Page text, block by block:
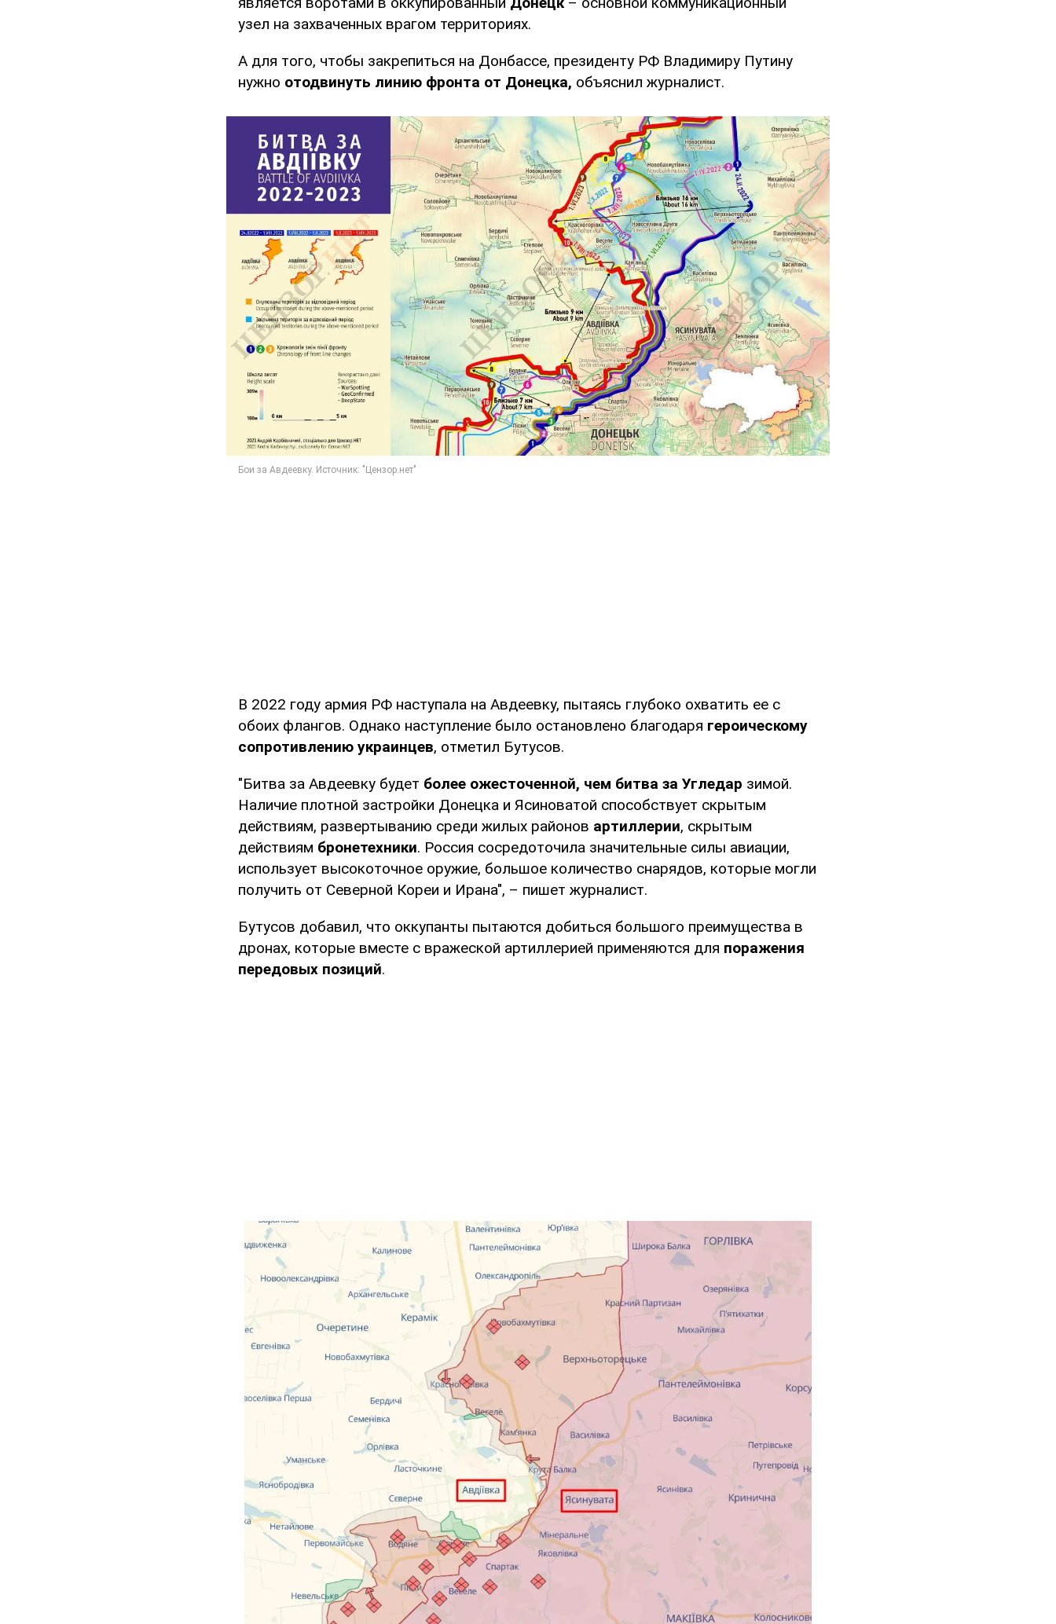
узел на захваченных врагом территориях.
А для того, чтобы закрепиться на Донбассе, президенту РФ Владимиру Путину
нужно отодвинуть линию фронта от Донецка, объяснил журналист.
В 2022 году армия РФ наступала на Авдеевку, пытаясь глубоко охватить ее с
обоих флангов. Однако наступление было остановлено благодаря героическому
сопротивлению украинцев, отметил Бутусов.
"Битва за Авдеевку будет более ожесточенной, чем битва за Угледар зимой.
Наличие плотной застройки Донецка и Ясиноватой способствует скрытым
действиям, развертыванию среди жилых районов артиллерии, скрытым
действиям бронетехники. Россия сосредоточила значительные силы авиации,
использует высокоточное оружие, большое количество снарядов, которые могли
получить от Северной Кореи и Ирана", – пишет журналист.
Бутусов добавил, что оккупанты пытаются добиться большого преимущества в
дронах, которые вместе с вражеской артиллерией применяются для поражения
передовых позиций.